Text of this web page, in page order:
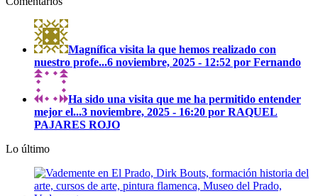
Magnífica visita la que hemos realizado con
nuestro profe...6 noviembre, 2025 - 12:52 por Fernando
Ha sido una visita que me ha permitido entender
mejor el...3 noviembre, 2025 - 16:20 por RAQUEL
PAJARES ROJO
Lo último